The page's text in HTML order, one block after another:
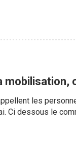
les
Ci dessous le